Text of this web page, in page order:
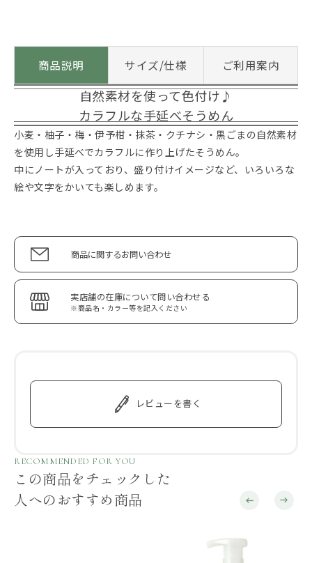
商品説明 サイズ/仕様 ご利用案内
自然素材を使って色付け♪
カラフルな手延べそうめん
小麦・柚子・梅・伊予柑・抹茶・クチナシ・黒ごまの自然素材
を使用し手延べでカラフルに作り上げたそうめん。
中にノートが入っており、盛り付けイメージなど、いろいろな
絵や文字をかいても楽しめます。
商品に関するお問い合わせ
実店舗の在庫について問い合わせる
※商品名・カラー等を記入ください
レビューを書く
RECOMMENDED FOR YOU
この商品をチェックした
人へのおすすめ商品